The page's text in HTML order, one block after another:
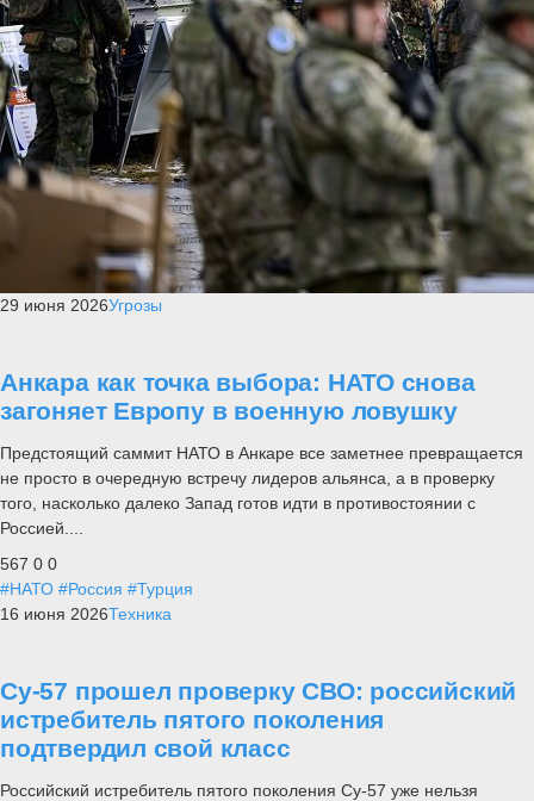
29 июня 2026Угрозы
Анкара как точка выбора: НАТО снова
загоняет Европу в военную ловушку
Предстоящий саммит НАТО в Анкаре все заметнее превращается
не просто в очередную встречу лидеров альянса, а в проверку
того, насколько далеко Запад готов идти в противостоянии с
Россией....
567 0 0
#НАТО #Россия #Турция
16 июня 2026Техника
Су-57 прошел проверку СВО: российский
истребитель пятого поколения
подтвердил свой класс
Российский истребитель пятого поколения Су-57 уже нельзя